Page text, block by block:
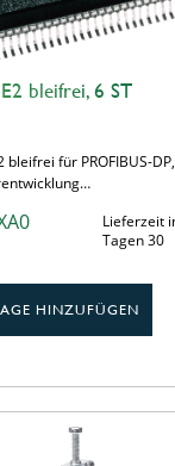
bleifrei, 6 ST
bleifrei für PROFIBUS-
Lieferzeit
Tagen 30
HINZUFÜGEN